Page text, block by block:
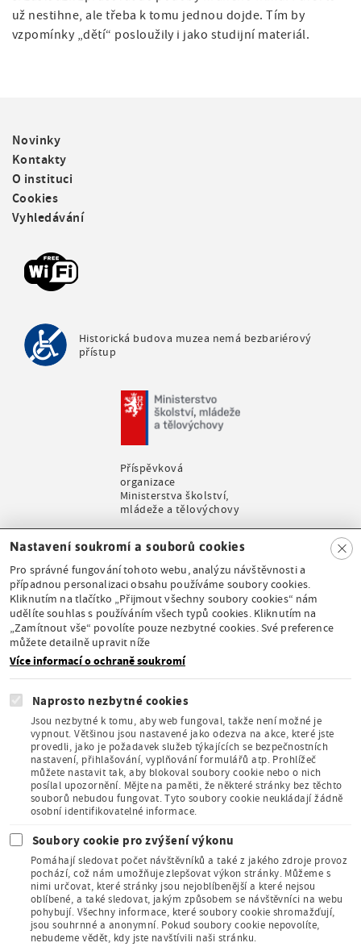
už nestihne, ale třeba k tomu jednou dojde. Tím by
vzpomínky „dětí“ posloužily i jako studijní materiál.
F
o
o
t
e
r
Novinky
Kontakty
O instituci
Cookies
Vyhledávání
Historická budova muzea nemá bezbariérový
přístup
Příspěvková
organizace
Ministerstva školství,
mládeže a tělovýchovy
Stálá expozice pod
záštitou České
komise pro UNESCO
Člen Asociace
muzeí a galerií
České
republiky
Člen Mezinárodního
sdružení pro dětskou
knihu
Clo
se
Nastavení soukromí a souborů cookies
Pro správné fungování tohoto webu, analýzu návštěvnosti a
případnou personalizaci obsahu používáme soubory cookies.
Kliknutím na tlačítko „Přijmout všechny soubory cookies“ nám
udělíte souhlas s používáním všech typů cookies. Kliknutím na
„Zamítnout vše“ povolíte pouze nezbytné cookies. Své preference
můžete detailně upravit níže
Více informací o ochraně soukromí
Naprosto nezbytné cookies
Jsou nezbytné k tomu, aby web fungoval, takže není možné je
vypnout. Většinou jsou nastavené jako odezva na akce, které jste
provedli, jako je požadavek služeb týkajících se bezpečnostních
nastavení, přihlašování, vyplňování formulářů atp. Prohlížeč
můžete nastavit tak, aby blokoval soubory cookie nebo o nich
posílal upozornění. Mějte na paměti, že některé stránky bez těchto
souborů nebudou fungovat. Tyto soubory cookie neukládají žádně
osobní identifikovatelné informace.
Soubory cookie pro zvýšení výkonu
Pomáhají sledovat počet návštěvníků a také z jakého zdroje provoz
pochází, což nám umožňuje zlepšovat výkon stránky. Můžeme s
nimi určovat, které stránky jsou nejoblíbenější a které nejsou
oblíbené, a také sledovat, jakým způsobem se návštěvníci na webu
pohybují. Všechny informace, které soubory cookie shromažďují,
jsou souhrnné a anonymní. Pokud soubory cookie nepovolíte,
nebudeme vědět, kdy jste navštívili naši stránku.